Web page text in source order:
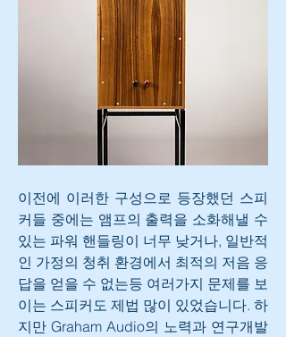
이전에 이러한 구성으로 등장했던 스피
커들 중에는 앰프의 출력을 소화해낼 수
있는 파워 핸들링이 너무 낮거나, 일반적
인 가정의 청취 환경에서 최적의 저음 응
답을 얻을 수 없는등 여러가지 문제를 보
이는 스피커도 제법 많이 있었습니다. 하
지만 Graham Audio의 노력과 연구개발